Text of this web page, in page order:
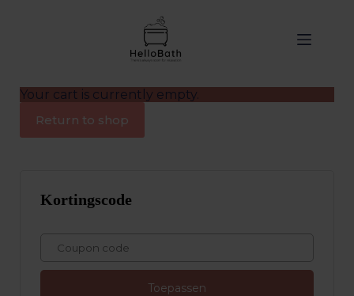
Your cart is currently empty.
Return to shop
Kortingscode
Toepassen